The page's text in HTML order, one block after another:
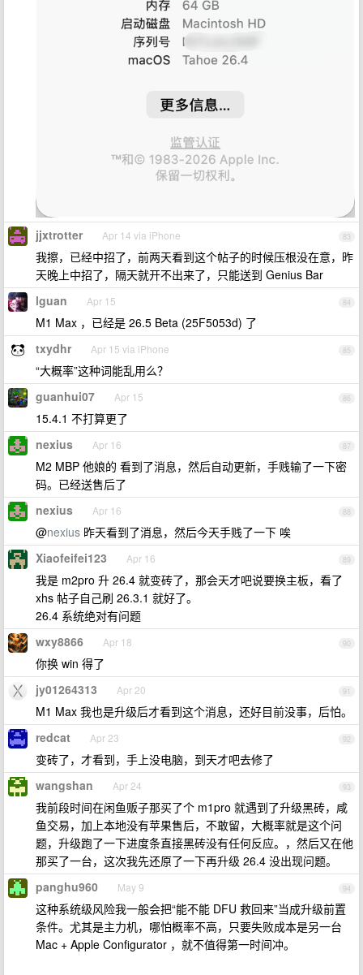
83
jjxtrotter Apr 14 via iPhone
我擦，已经中招了，前两天看到这个帖子的时候压根没在意，昨
天晚上中招了，隔天就开不出来了，只能送到 Genius Bar
84
lguan Apr 15
M1 Max ，已经是 26.5 Beta (25F5053d) 了
85
txydhr Apr 15 via iPhone
“大概率”这种词能乱用么？
86
guanhui07 Apr 15
15.4.1 不打算更了
87
nexius Apr 16
M2 MBP 他娘的 看到了消息，然后自动更新，手贱输了一下密
码。已经送售后了
88
nexius Apr 16
@nexius 昨天看到了消息，然后今天手贱了一下 唉
89
Xiaofeifei123 Apr 16
我是 m2pro 升 26.4 就变砖了，那会天才吧说要换主板，看了
xhs 帖子自己刷 26.3.1 就好了。
26.4 系统绝对有问题
90
wxy8866 Apr 18
你换 win 得了
91
jy01264313 Apr 20
M1 Max 我也是升级后才看到这个消息，还好目前没事，后怕。
92
redcat Apr 23
变砖了，才看到，手上没电脑，到天才吧去修了
93
wangshan Apr 24
我前段时间在闲鱼贩子那买了个 m1pro 就遇到了升级黑砖，咸
鱼交易，加上本地没有苹果售后，不敢留，大概率就是这个问
题，升级跑了一下进度条直接黑砖没有任何反应。，然后又在他
那买了一台，这次我先还原了一下再升级 26.4 没出现问题。
94
panghu960 May 9
这种系统级风险我一般会把“能不能 DFU 救回来”当成升级前置
条件。尤其是主力机，哪怕概率不高，只要失败成本是另一台
Mac + Apple Configurator ，就不值得第一时间冲。